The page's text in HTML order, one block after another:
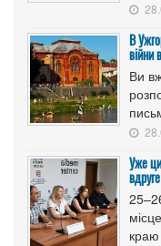
В
війни
Ви
Уже